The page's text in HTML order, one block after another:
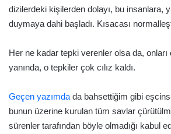
dizilerdeki kişilerden dolayı, bu insanlara,
duymaya dahi başladı. Kısacası
Her ne kadar tepki verenler olsa da,
yanında, o tepkiler çok cılız kaldı.
Geçen yazımda da bahsettiğim gibi
bunun üzerine kurulan tüm savlar
sürenler tarafından böyle olmadığı kabul